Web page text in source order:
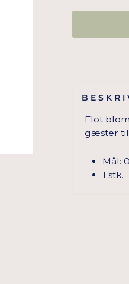
Flot
gæster til
Mål:
1 stk.